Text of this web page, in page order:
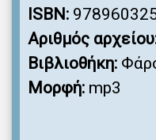
ISBN:
Αριθμός
Βιβλιοθήκη:
Μορφή: mp3